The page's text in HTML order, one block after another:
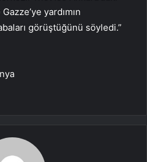
yardımın
görüştüğünü söyledi.”